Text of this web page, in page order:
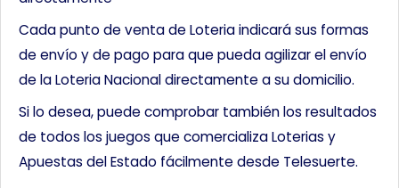
Cada punto de venta de Loteria indicará sus formas
de envío y de pago para que pueda agilizar el envío
de la Loteria Nacional directamente a su domicilio.
Si lo desea, puede comprobar también los resultados
de todos los juegos que comercializa Loterias y
Apuestas del Estado fácilmente desde Telesuerte.